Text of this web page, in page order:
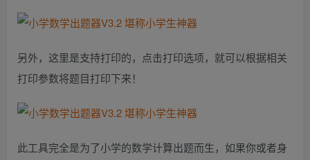
另外，这里是支持打印的，点击打印选项，就可以根据相关
打印参数将题目打印下来！
此工具完全是为了小学的数学计算出题而生，如果你或者身